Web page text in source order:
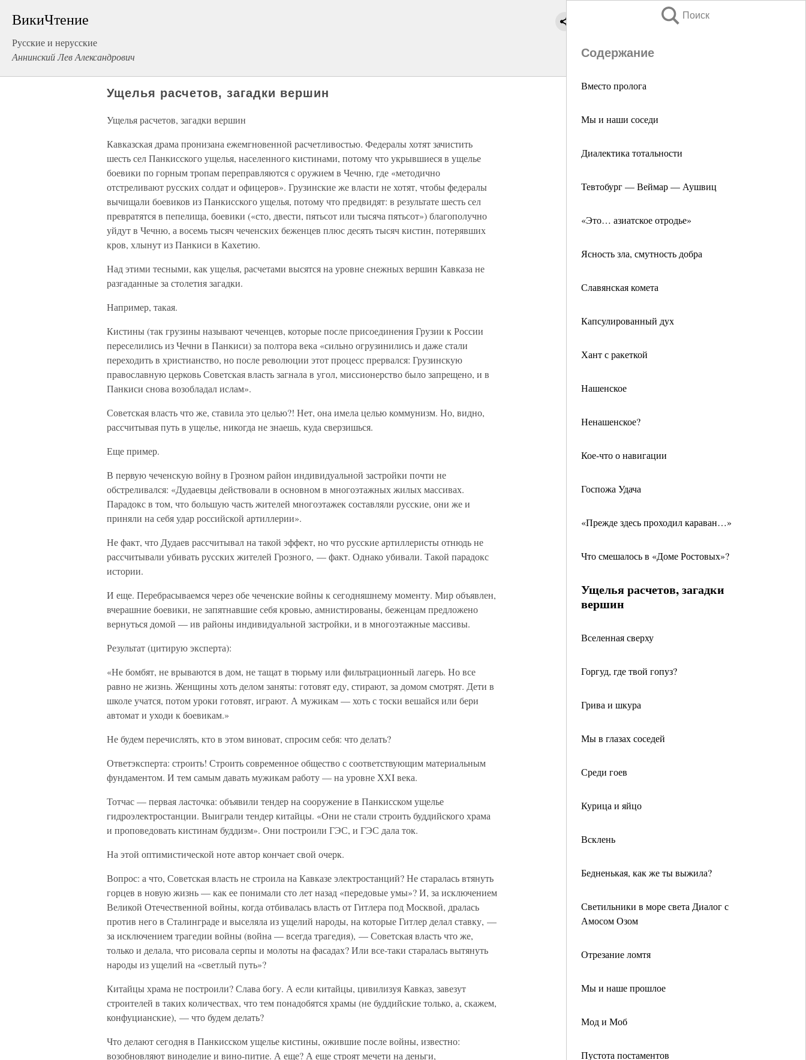
ВикиЧтение
Русские и нерусские
Аннинский Лев Александрович
Поиск
Содержание
Вместо пролога
Мы и наши соседи
Диалектика тотальности
Тевтобург — Веймар — Аушвиц
«Это… азиатское отродье»
Ясность зла, смутность добра
Славянская комета
Капсулированный дух
Хант с ракеткой
Нашенское
Ненашенское?
Кое-что о навигации
Госпожа Удача
«Прежде здесь проходил караван…»
Что смешалось в «Доме Ростовых»?
Ущелья расчетов, загадки
вершин
Вселенная сверху
Горгуд, где твой гопуз?
Грива и шкура
Мы в глазах соседей
Среди гоев
Курица и яйцо
Всклень
Бедненькая, как же ты выжила?
Светильники в море света Диалог с
Амосом Озом
Отрезание ломтя
Мы и наше прошлое
Мод и Моб
Пустота постаментов
Ущелья расчетов, загадки вершин
Ущелья расчетов, загадки вершин
Кавказская драма пронизана ежемгновенной расчетливостью. Федералы хотят зачистить
шесть сел Панкисского ущелья, населенного кистинами, потому что укрывшиеся в ущелье
боевики по горным тропам переправляются с оружием в Чечню, где «методично
отстреливают русских солдат и офицеров». Грузинские же власти не хотят, чтобы федералы
вычищали боевиков из Панкисского ущелья, потому что предвидят: в результате шесть сел
превратятся в пепелища, боевики («сто, двести, пятьсот или тысяча пятьсот») благополучно
уйдут в Чечню, а восемь тысяч чеченских беженцев плюс десять тысяч кистин, потерявших
кров, хлынут из Панкиси в Кахетию.
Над этими тесными, как ущелья, расчетами высятся на уровне снежных вершин Кавказа не
разгаданные за столетия загадки.
Например, такая.
Кистины (так грузины называют чеченцев, которые после присоединения Грузии к России
переселились из Чечни в Панкиси) за полтора века «сильно огрузинились и даже стали
переходить в христианство, но после революции этот процесс прервался: Грузинскую
православную церковь Советская власть загнала в угол, миссионерство было запрещено, и в
Панкиси снова возобладал ислам».
Советская власть что же, ставила это целью?! Нет, она имела целью коммунизм. Но, видно,
рассчитывая путь в ущелье, никогда не знаешь, куда сверзишься.
Еще пример.
В первую чеченскую войну в Грозном район индивидуальной застройки почти не
обстреливался: «Дудаевцы действовали в основном в многоэтажных жилых массивах.
Парадокс в том, что большую часть жителей многоэтажек составляли русские, они же и
приняли на себя удар российской артиллерии».
Не факт, что Дудаев рассчитывал на такой эффект, но что русские артиллеристы отнюдь не
рассчитывали убивать русских жителей Грозного, — факт. Однако убивали. Такой парадокс
истории.
И еще. Перебрасываемся через обе чеченские войны к сегодняшнему моменту. Мир объявлен,
вчерашние боевики, не запятнавшие себя кровью, амнистированы, беженцам предложено
вернуться домой — ив районы индивидуальной застройки, и в многоэтажные массивы.
Результат (цитирую эксперта):
«Не бомбят, не врываются в дом, не тащат в тюрьму или фильтрационный лагерь. Но все
равно не жизнь. Женщины хоть делом заняты: готовят еду, стирают, за домом смотрят. Дети в
школе учатся, потом уроки готовят, играют. А мужикам — хоть с тоски вешайся или бери
автомат и уходи к боевикам.»
Не будем перечислять, кто в этом виноват, спросим себя: что делать?
Ответэксперта: строить! Строить современное общество с соответствующим материальным
фундаментом. И тем самым давать мужикам работу — на уровне XXI века.
Тотчас — первая ласточка: объявили тендер на сооружение в Панкисском ущелье
гидроэлектростанции. Выиграли тендер китайцы. «Они не стали строить буддийского храма
и проповедовать кистинам буддизм». Они построили ГЭС, и ГЭС дала ток.
На этой оптимистической ноте автор кончает свой очерк.
Вопрос: а что, Советская власть не строила на Кавказе электростанций? Не старалась втянуть
горцев в новую жизнь — как ее понимали сто лет назад «передовые умы»? И, за исключением
Великой Отечественной войны, когда отбивалась власть от Гитлера под Москвой, дралась
против него в Сталинграде и выселяла из ущелий народы, на которые Гитлер делал ставку, —
за исключением трагедии войны (война — всегда трагедия), — Советская власть что же,
только и делала, что рисовала серпы и молоты на фасадах? Или все-таки старалась вытянуть
народы из ущелий на «светлый путь»?
Китайцы храма не построили? Слава богу. А если китайцы, цивилизуя Кавказ, завезут
строителей в таких количествах, что тем понадобятся храмы (не буддийские только, а, скажем,
конфуцианские), — что будем делать?
Что делают сегодня в Панкисском ущелье кистины, ожившие после войны, известно:
возобновляют виноделие и вино-питие. А еще? А еще строят мечети на деньги,